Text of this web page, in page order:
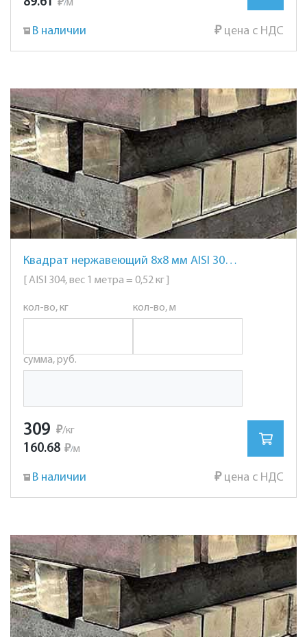
₽/м
В наличии ₽цена с НДС
Квадрат нержавеющий 8х8 мм AISI 304 сталь 08Х18Н10
[ AISI 304, вес 1 метра = 0,52 кг ]
кол-во, кг кол-во, м
сумма, руб.
309 ₽/кг
160.68 ₽/м
В наличии ₽цена с НДС